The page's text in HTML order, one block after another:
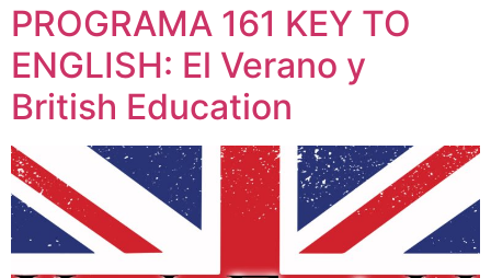
PROGRAMA 161 KEY TO
ENGLISH: El Verano y
British Education